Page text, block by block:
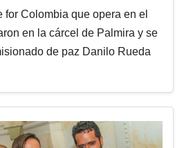
for Colombia que opera en el
en la cárcel de Palmira y se
de paz Danilo Rueda